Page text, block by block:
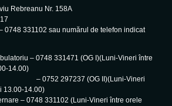
Rebreanu Nr. 158A
0748 331102 sau numărul de telefon indicat
– 0748 331471 (OG I)(Luni-Vineri între
14.00)
(OG II)(Luni-Vineri
13.00-14.00)
– 0748 331102 (Luni-Vineri între orele